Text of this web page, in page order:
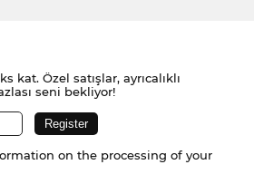
kat. Özel satışlar, ayrıcalıklı
seni bekliyor!
on the processing of your